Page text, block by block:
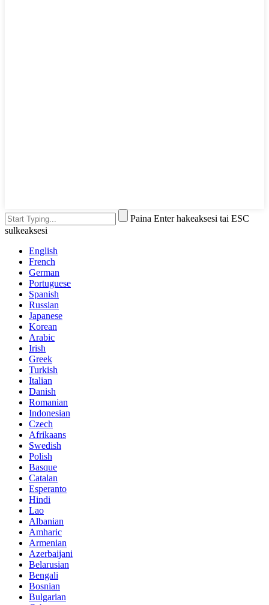
Paina Enter hakeaksesi tai ESC
sulkeaksesi
English
French
German
Portuguese
Spanish
Russian
Japanese
Korean
Arabic
Irish
Greek
Turkish
Italian
Danish
Romanian
Indonesian
Czech
Afrikaans
Swedish
Polish
Basque
Catalan
Esperanto
Hindi
Lao
Albanian
Amharic
Armenian
Azerbaijani
Belarusian
Bengali
Bosnian
Bulgarian